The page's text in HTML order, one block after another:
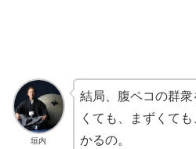
垣内
結局、腹ペコの群
くても、まずくて
かるの。